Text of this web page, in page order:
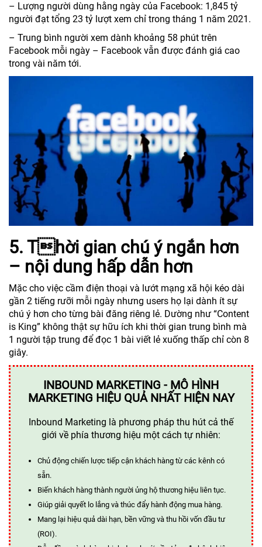
– Lượng người dùng hằng ngày của Facebook: 1,845 tỷ
người đạt tổng 23 tỷ lượt xem chỉ trong tháng 1 năm 2021.
– Trung bình người xem dành khoảng 58 phút trên
Facebook mỗi ngày – Facebook vẫn được đánh giá cao
trong vài năm tới.
5. Thời gian chú ý ngắn hơn
– nội dung hấp dẫn hơn
Mặc cho việc cầm điện thoại và lướt mạng xã hội kéo dài
gần 2 tiếng rưỡi mỗi ngày nhưng users họ lại dành ít sự
chú ý hơn cho từng bài đăng riêng lẻ. Dường như “Content
is King” không thật sự hữu ích khi thời gian trung bình mà
1 người tập trung để đọc 1 bài viết lẻ xuống thấp chỉ còn 8
giây.
INBOUND MARKETING - MÔ HÌNH
MARKETING HIỆU QUẢ NHẤT HIỆN NAY
Inbound Marketing là phương pháp thu hút cả thế
giới về phía thương hiệu một cách tự nhiên:
Chủ động chiến lược tiếp cận khách hàng từ các kênh có
sẵn.
Biến khách hàng thành người ủng hộ thương hiệu liên tục.
Giúp giải quyết lo lắng và thúc đẩy hành động mua hàng.
Mang lại hiệu quả dài hạn, bền vững và thu hồi vốn đầu tư
(ROI).